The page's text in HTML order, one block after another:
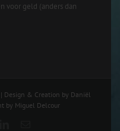
voor geld (anders dan
Design & Creation by Daniël
by Miguel Delcour